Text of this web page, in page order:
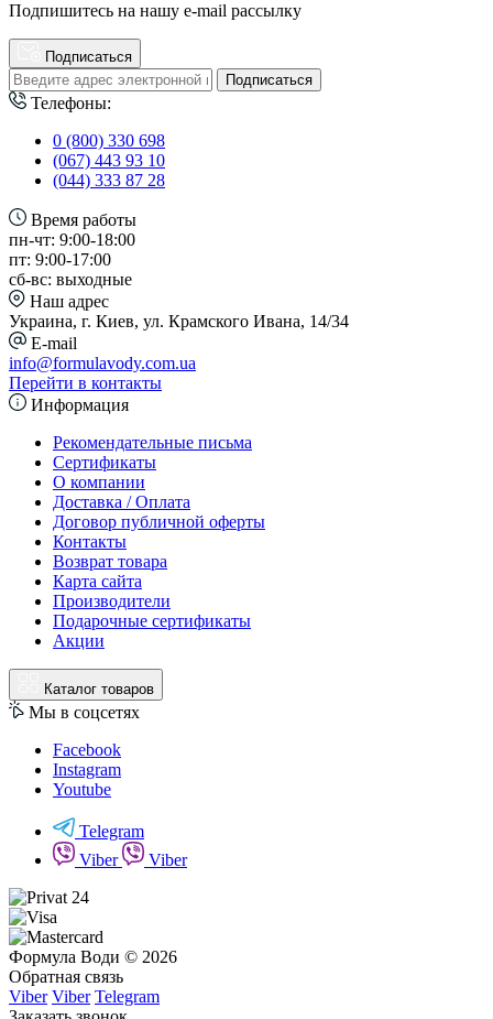
Подпишитесь на нашу e-mail рассылку
Подписаться
Подписаться
Телефоны:
0 (800) 330 698
(067) 443 93 10
(044) 333 87 28
Время работы
пн-чт: 9:00-18:00
пт: 9:00-17:00
сб-вс: выходные
Наш адрес
Украина, г. Киев, ул. Крамского Ивана, 14/34
E-mail
info@formulavody.com.ua
Перейти в контакты
Информация
Рекомендательные письма
Сертификаты
О компании
Доставка / Оплата
Договор публичной оферты
Контакты
Возврат товара
Карта сайта
Производители
Подарочные сертификаты
Акции
Каталог товаров
Мы в соцсетях
Facebook
Instagram
Youtube
Telegram
Viber
Viber
Формула Води © 2026
Обратная связь
Viber Viber Telegram